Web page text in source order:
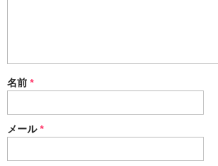
名前 *
メール*